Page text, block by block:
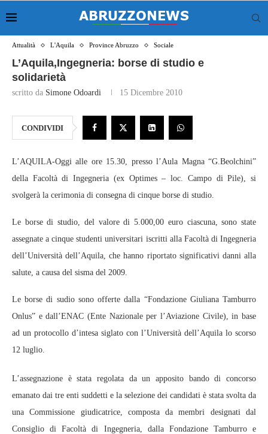
Attualità L'Aquila Province Abruzzo Sociale
L’Aquila,Ingegneria: borse di studio e
solidarietà
scritto da Simone Odoardi 15 Dicembre 2010
CONDIVIDI
L’AQUILA-Oggi alle ore 15.30, presso l’Aula Magna “G.Beolchini”
della Facoltà di Ingegneria (ex Optimes – loc. Campo di Pile), si
svolgerà la cerimonia di consegna di cinque borse di studio.
Le borse di studio, del valore di 5.000,00 euro ciascuna, sono state
assegnate a cinque studenti universitari iscritti alla Facoltà di Ingegneria
dell’Università dell’Aquila, che hanno riportato significativi danni alla
salute, a causa del sisma del 2009.
Le borse di sudio sono offerte dalla “Fondazione Giuliana Tamburro
Onlus” e dall’ENAC (Ente Nazionale per l’Aviazione Civile), in base
ad un protocollo d’intesa siglato con l’Università dell’Aquila lo scorso
12 luglio.
L’assegnazione è stata regolata da un apposito bando di concorso
emanato dai tre enti suddetti e la selezione dei candidati è stata svolta da
una Commissione giudicatrice, composta da membri designati dal
Consiglio di Facoltà di Ingegneria, dalla Fondazione Tamburro e